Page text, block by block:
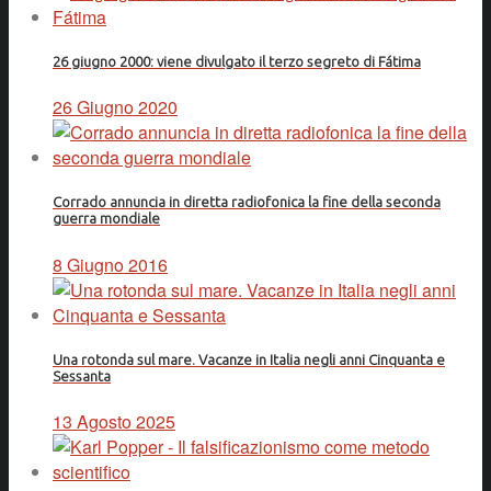
26 giugno 2000: viene divulgato il terzo segreto di Fátima
26 Giugno 2020
Corrado annuncia in diretta radiofonica la fine della seconda
guerra mondiale
8 Giugno 2016
Una rotonda sul mare. Vacanze in Italia negli anni Cinquanta e
Sessanta
13 Agosto 2025